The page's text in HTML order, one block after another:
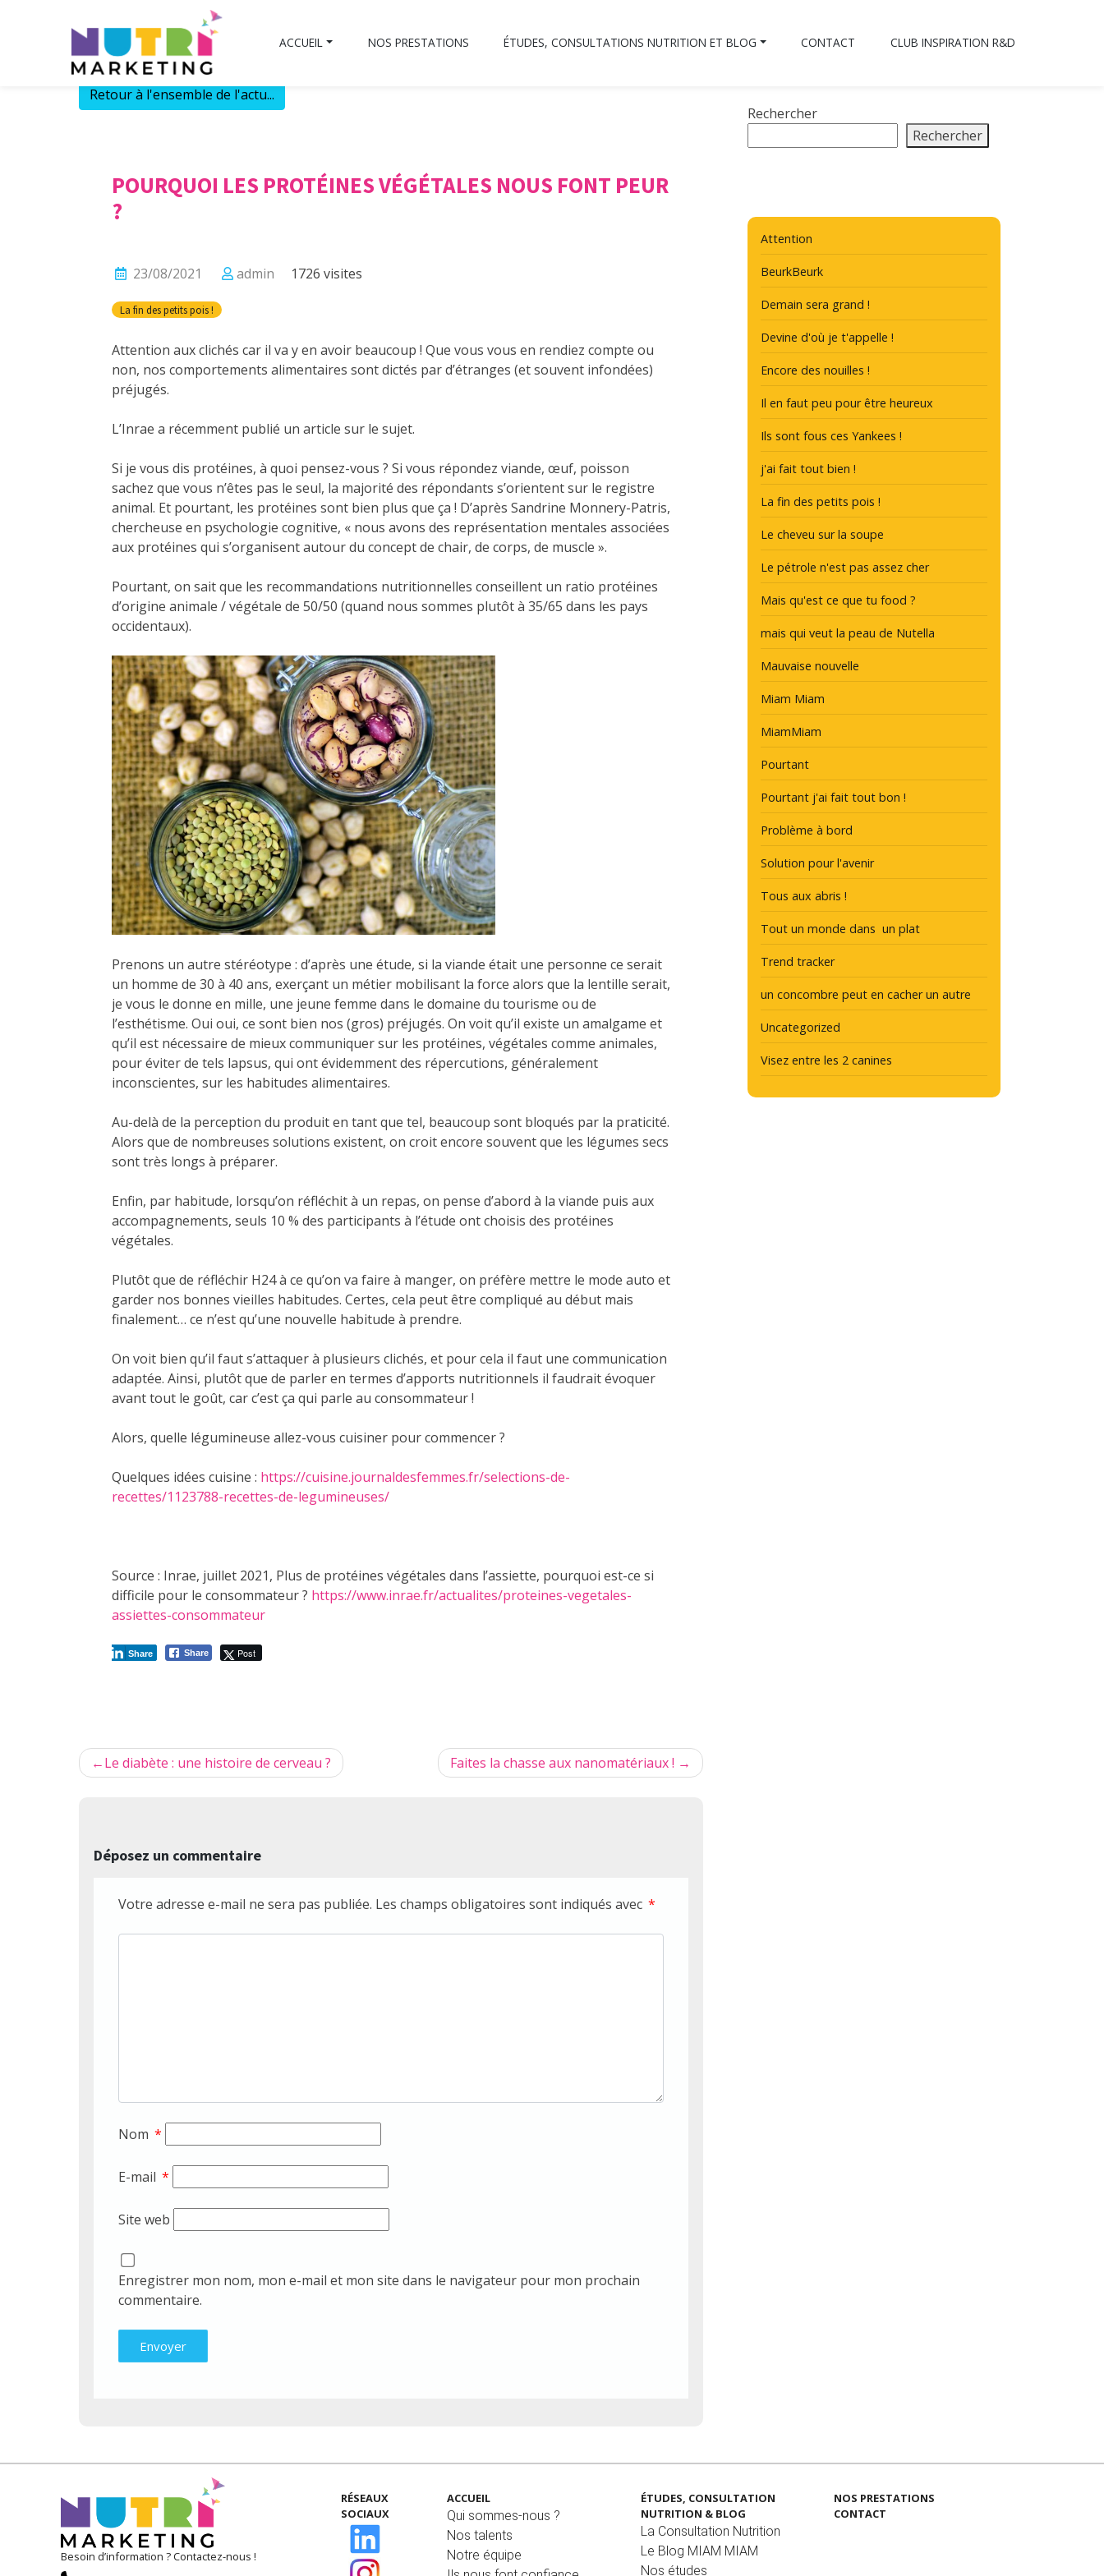
ACCUEIL NOS PRESTATIONS ÉTUDES, CONSULTATIONS NUTRITION ET BLOG CONTACT CLUB INSPIRATION R&D
Retour à l'ensemble de l'actu...
POURQUOI LES PROTÉINES VÉGÉTALES NOUS FONT PEUR
?
23/08/2021 admin 1726 visites
La fin des petits pois !
Attention aux clichés car il va y en avoir beaucoup ! Que vous vous en rendiez compte ou
non, nos comportements alimentaires sont dictés par d’étranges (et souvent infondées)
préjugés.
L’Inrae a récemment publié un article sur le sujet.
Si je vous dis protéines, à quoi pensez-vous ? Si vous répondez viande, œuf, poisson
sachez que vous n’êtes pas le seul, la majorité des répondants s’orientent sur le registre
animal. Et pourtant, les protéines sont bien plus que ça ! D’après Sandrine Monnery-Patris,
chercheuse en psychologie cognitive, « nous avons des représentation mentales associées
aux protéines qui s’organisent autour du concept de chair, de corps, de muscle ».
Pourtant, on sait que les recommandations nutritionnelles conseillent un ratio protéines
d’origine animale / végétale de 50/50 (quand nous sommes plutôt à 35/65 dans les pays
occidentaux).
Prenons un autre stéréotype : d’après une étude, si la viande était une personne ce serait
un homme de 30 à 40 ans, exerçant un métier mobilisant la force alors que la lentille serait,
je vous le donne en mille, une jeune femme dans le domaine du tourisme ou de
l’esthétisme. Oui oui, ce sont bien nos (gros) préjugés. On voit qu’il existe un amalgame et
qu’il est nécessaire de mieux communiquer sur les protéines, végétales comme animales,
pour éviter de tels lapsus, qui ont évidemment des répercutions, généralement
inconscientes, sur les habitudes alimentaires.
Au-delà de la perception du produit en tant que tel, beaucoup sont bloqués par la praticité.
Alors que de nombreuses solutions existent, on croit encore souvent que les légumes secs
sont très longs à préparer.
Enfin, par habitude, lorsqu’on réfléchit à un repas, on pense d’abord à la viande puis aux
accompagnements, seuls 10 % des participants à l’étude ont choisis des protéines
végétales.
Plutôt que de réfléchir H24 à ce qu’on va faire à manger, on préfère mettre le mode auto et
garder nos bonnes vieilles habitudes. Certes, cela peut être compliqué au début mais
finalement… ce n’est qu’une nouvelle habitude à prendre.
On voit bien qu’il faut s’attaquer à plusieurs clichés, et pour cela il faut une communication
adaptée. Ainsi, plutôt que de parler en termes d’apports nutritionnels il faudrait évoquer
avant tout le goût, car c’est ça qui parle au consommateur !
Alors, quelle légumineuse allez-vous cuisiner pour commencer ?
Quelques idées cuisine : https://cuisine.journaldesfemmes.fr/selections-de-
recettes/1123788-recettes-de-legumineuses/
Source : Inrae, juillet 2021, Plus de protéines végétales dans l’assiette, pourquoi est-ce si
difficile pour le consommateur ? https://www.inrae.fr/actualites/proteines-vegetales-
assiettes-consommateur
Share Post
Share
Navigation
de
Le diabète : une histoire de cerveau ? Faites la chasse aux nanomatériaux !
Déposez un commentaire
Votre adresse e-mail ne sera pas publiée. Les champs obligatoires sont indiqués avec *
Nom *
E-mail *
Site web
Enregistrer mon nom, mon e-mail et mon site dans le navigateur pour mon prochain
commentaire.
Rechercher
Rechercher
Attention
BeurkBeurk
Demain sera grand !
Devine d'où je t'appelle !
Encore des nouilles !
Il en faut peu pour être heureux
Ils sont fous ces Yankees !
j'ai fait tout bien !
La fin des petits pois !
Le cheveu sur la soupe
Le pétrole n'est pas assez cher
Mais qu'est ce que tu food ?
mais qui veut la peau de Nutella
Mauvaise nouvelle
Miam Miam
MiamMiam
Pourtant
Pourtant j'ai fait tout bon !
Problème à bord
Solution pour l'avenir
Tous aux abris !
Tout un monde dans un plat
Trend tracker
un concombre peut en cacher un autre
Uncategorized
Visez entre les 2 canines
Besoin d’information ? Contactez-nous !
RÉSEAUX
SOCIAUX
ACCUEIL
Qui sommes-nous ?
Nos talents
Notre équipe
ÉTUDES, CONSULTATION
NUTRITION & BLOG
La Consultation Nutrition
Le Blog MIAM MIAM
Nos études
NOS PRESTATIONS
CONTACT